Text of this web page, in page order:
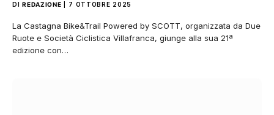
DI REDAZIONE 7 OTTOBRE 2025
La Castagna Bike&Trail Powered by SCOTT, organizzata da Due
Ruote e Società Ciclistica Villafranca, giunge alla sua 21ª
edizione con…